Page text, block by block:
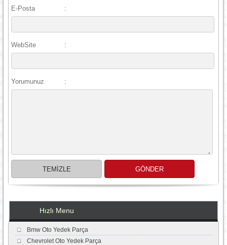
E-Posta :
WebSite :
Yorumunuz :
Hızlı Menu
Bmw Oto Yedek Parça
Chevrolet Oto Yedek Parça